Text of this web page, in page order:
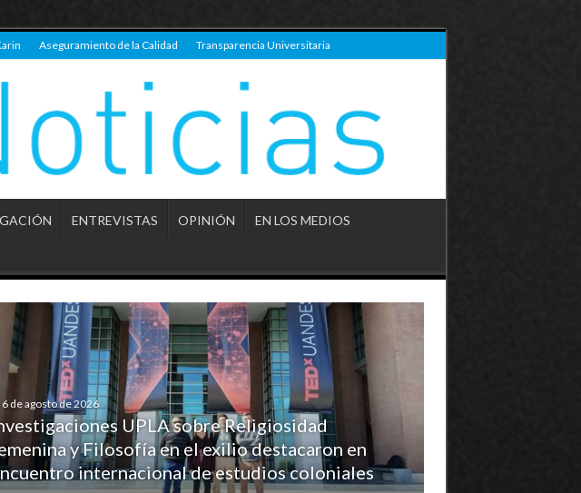
Aseguramiento de la Calidad Transparencia Universitaria
ENTREVISTAS OPINIÓN EN LOS MEDIOS
6 de agosto de 2026
UPLA sobre Religiosidad
y Filosofía en el exilio destacaron en
internacional de estudios coloniales